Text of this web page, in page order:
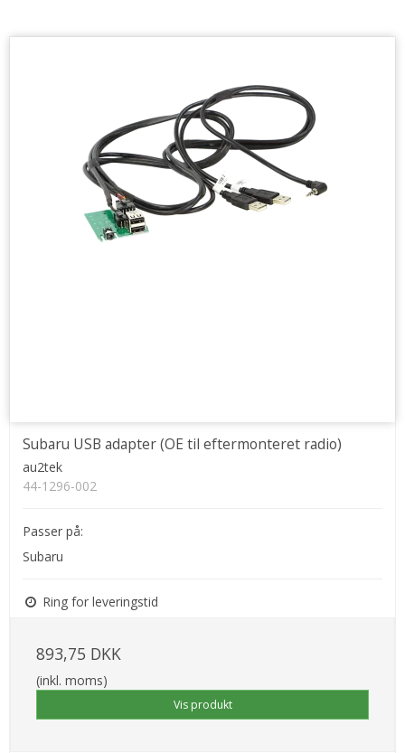
Subaru USB adapter (OE til eftermonteret radio)
au2tek
44-1296-002
Passer på:
Subaru
Ring for leveringstid
893,75 DKK
(inkl. moms)
Vis produkt